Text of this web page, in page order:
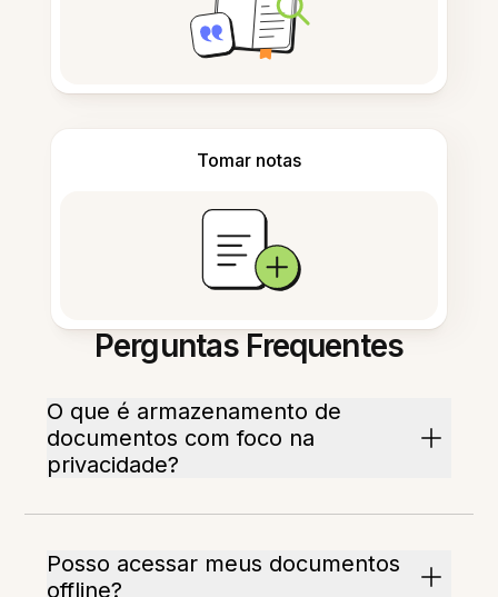
Tomar notas
Perguntas Frequentes
O que é armazenamento de
documentos com foco na
privacidade?
Posso acessar meus documentos
offline?